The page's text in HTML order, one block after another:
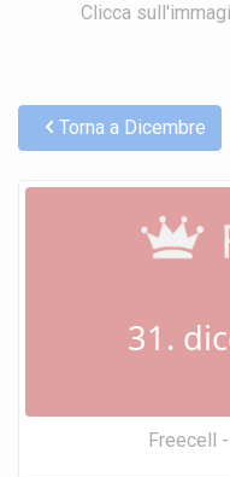
Clicca
Torna a Dicembre
31.
Freecell